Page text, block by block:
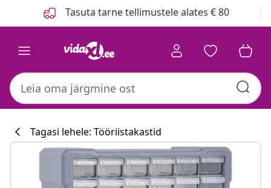
Tasuta tarne tellimustele alates € 80
Tagasi lehele: Tööriistakastid